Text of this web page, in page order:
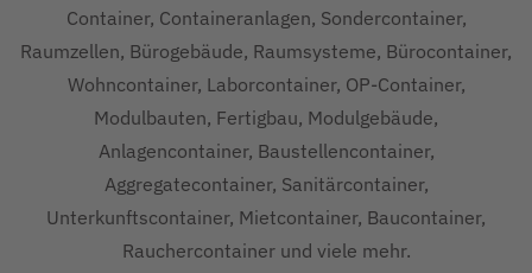
Container, Containeranlagen, Sondercontainer,
Raumzellen, Bürogebäude, Raumsysteme, Bürocontainer,
Wohncontainer, Laborcontainer, OP-Container,
Modulbauten, Fertigbau, Modulgebäude,
Anlagencontainer, Baustellencontainer,
Aggregatecontainer, Sanitärcontainer,
Unterkunftscontainer, Mietcontainer, Baucontainer,
Rauchercontainer und viele mehr.